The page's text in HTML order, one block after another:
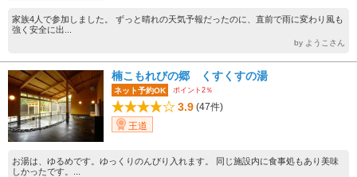
家族4人で参加しました。 ずっと晴れの天気予報だったのに、直前で雨に変わり風も
強く安全に出...
by ようこさん
楠こもれびの郷 くすくすの湯
ネット予約OK ポイント2％
3.9 (47件)
王道
お湯は、ゆるめです。ゆっくりのんびり入れます。 同じ施設内に食事処もあり美味
しかったです。...